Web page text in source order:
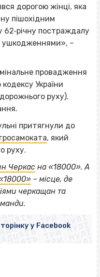
дорогою жінці, яка
пішохідним
62‐річну постраждалу
ушкодженнями», –
провадження
України
руху).
притягнули до
, який
руху.
Черкас на «18000». А
– місце, де
черкащан та
ТРИ НУЛІ
ТРИ НУЛІ
ТРИ НУЛІ
ТРИ НУЛІ
ТРИ НУЛІ
ТРИ НУЛІ
ТРИ НУЛІ
ТРИ НУЛІ
у Facebook